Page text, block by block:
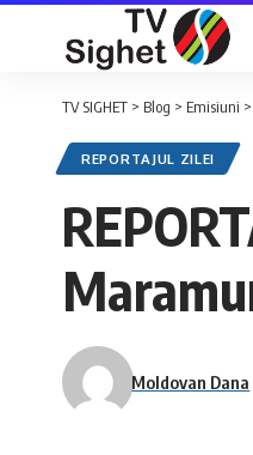
TV SIGHET > Blog > Emisiuni >
REPORTAJUL ZILEI
Moldovan Dana